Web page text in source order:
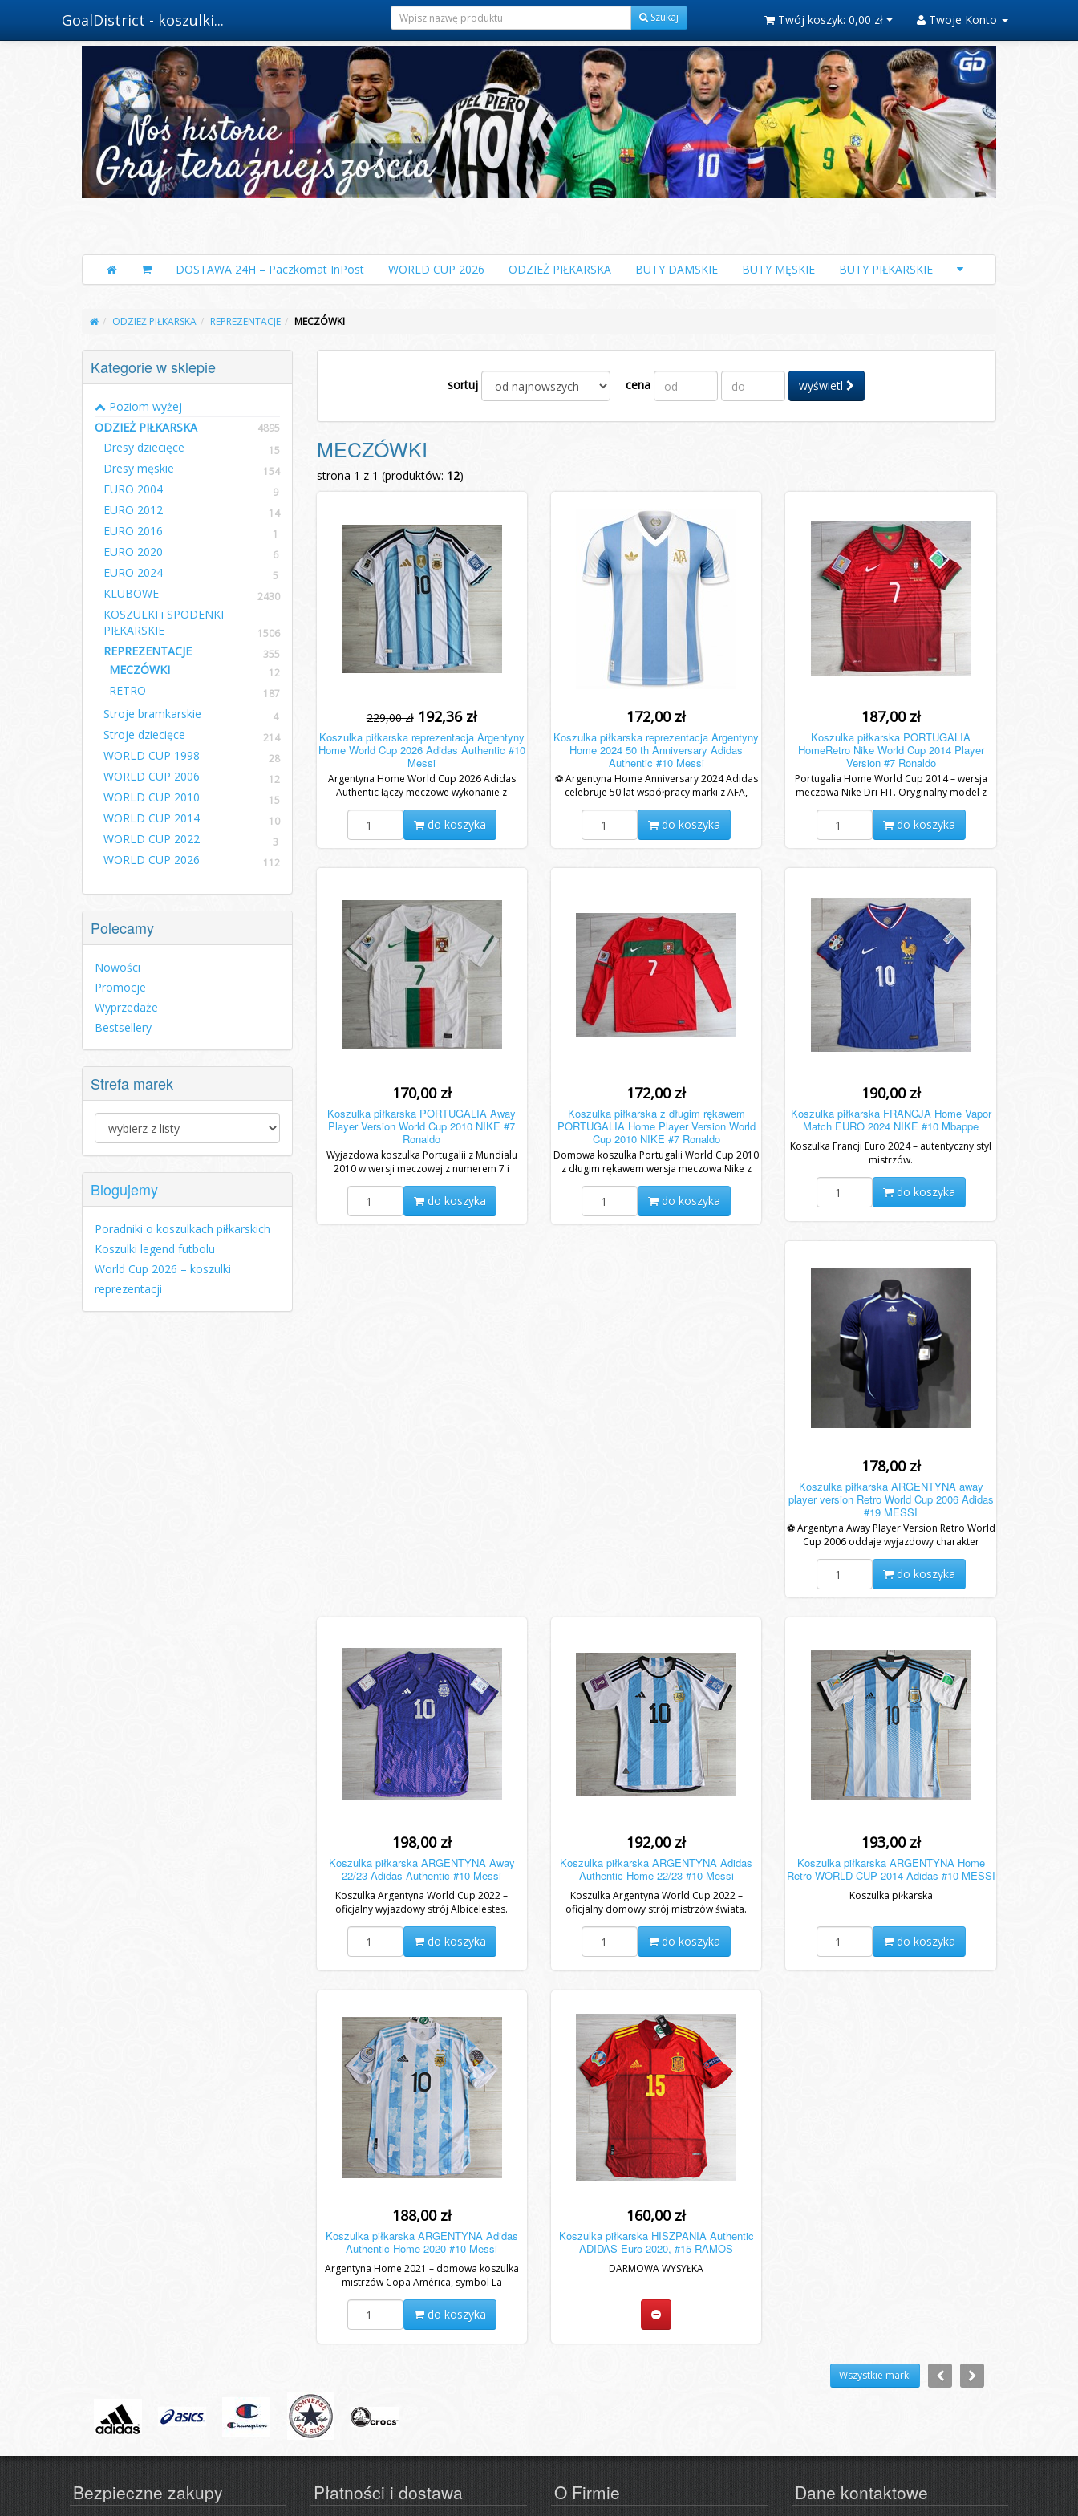
GoalDistrict - koszulki... Szukaj Twój koszyk: 0,00 zł Twoje Konto
DOSTAWA 24H – Paczkomat InPost WORLD CUP 2026 ODZIEŻ PIŁKARSKA BUTY DAMSKIE BUTY MĘSKIE BUTY PIŁKARSKIE
ODZIEŻ PIŁKARSKA REPREZENTACJE MECZÓWKI
Kategorie w sklepie
Poziom wyżej
ODZIEŻ PIŁKARSKA
4895
Dresy dziecięce 15
Dresy męskie 154
EURO 2004 9
EURO 2012 14
EURO 2016 1
EURO 2020 6
EURO 2024 5
KLUBOWE 2430
KOSZULKI i SPODENKI
PIŁKARSKIE
1506
REPREZENTACJE 355
MECZÓWKI 12
RETRO 187
Stroje bramkarskie 4
Stroje dziecięce 214
WORLD CUP 1998 28
WORLD CUP 2006 12
WORLD CUP 2010 15
WORLD CUP 2014 10
WORLD CUP 2022 3
WORLD CUP 2026 112
Polecamy
Nowości
Promocje
Wyprzedaże
Bestsellery
Strefa marek
Blogujemy
Poradniki o koszulkach piłkarskich
Koszulki legend futbolu
World Cup 2026 – koszulki
reprezentacji
sortuj cena wyświetl
MECZÓWKI
strona 1 z 1 (produktów: 12)
229,00 zł 192,36 zł
Koszulka piłkarska reprezentacja Argentyny
Home World Cup 2026 Adidas Authentic #10
Messi
Argentyna Home World Cup 2026 Adidas
Authentic łączy meczowe wykonanie z
legendą...do koszyka
172,00 zł
Koszulka piłkarska reprezentacja Argentyny
Home 2024 50 th Anniversary Adidas
Authentic #10 Messi
⚽ Argentyna Home Anniversary 2024 Adidas
celebruje 50 lat współpracy marki z AFA,
do koszyka
187,00 zł
Koszulka piłkarska PORTUGALIA
HomeRetro Nike World Cup 2014 Player
Version #7 Ronaldo
Portugalia Home World Cup 2014 – wersja
meczowa Nike Dri-FIT. Oryginalny model z
do koszyka
170,00 zł
Koszulka piłkarska PORTUGALIA Away
Player Version World Cup 2010 NIKE #7
Ronaldo
Wyjazdowa koszulka Portugalii z Mundialu
2010 w wersji meczowej z numerem 7 i
Nike...do koszyka
172,00 zł
Koszulka piłkarska z długim rękawem
PORTUGALIA Home Player Version World
Cup 2010 NIKE #7 Ronaldo
Domowa koszulka Portugalii World Cup 2010
z długim rękawem wersja meczowa Nike z
do koszyka
190,00 zł
Koszulka piłkarska FRANCJA Home Vapor
Match EURO 2024 NIKE #10 Mbappe
Koszulka Francji Euro 2024 – autentyczny styl
mistrzów.
do koszyka
178,00 zł
Koszulka piłkarska ARGENTYNA away
player version Retro World Cup 2006 Adidas
#19 MESSI
⚽ Argentyna Away Player Version Retro World
Cup 2006 oddaje wyjazdowy charakter
meczowy...do koszyka
198,00 zł
Koszulka piłkarska ARGENTYNA Away
22/23 Adidas Authentic #10 Messi
Koszulka Argentyna World Cup 2022 –
oficjalny wyjazdowy strój Albicelestes.
mistrzów...do koszyka
192,00 zł
Koszulka piłkarska ARGENTYNA Adidas
Authentic Home 22/23 #10 Messi
Koszulka Argentyna World Cup 2022 –
oficjalny domowy strój mistrzów świata.
każdego...do koszyka
193,00 zł
Koszulka piłkarska ARGENTYNA Home
Retro WORLD CUP 2014 Adidas #10 MESSI
Koszulka piłkarska
do koszyka
188,00 zł
Koszulka piłkarska ARGENTYNA Adidas
Authentic Home 2020 #10 Messi
Argentyna Home 2021 – domowa koszulka
mistrzów Copa América, symbol La
do koszyka
160,00 zł
Koszulka piłkarska HISZPANIA Authentic
ADIDAS Euro 2020, #15 RAMOS
DARMOWA WYSYŁKA
Wszystkie marki
Bezpieczne zakupy Płatności i dostawa O Firmie Dane kontaktowe